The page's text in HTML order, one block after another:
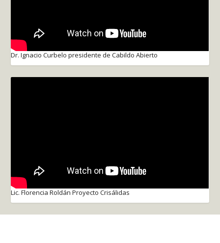
Dr. Ignacio Curbelo presidente de Cabildo Abierto
Lic. Florencia Roldán Proyecto Crisálidas